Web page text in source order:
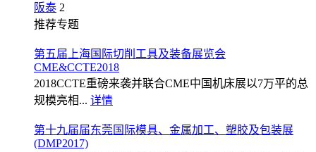
阪泰 2
推荐专题
第五届上海国际切削工具及装备展览会
CME&CCTE2018
2018CCTE重磅来袭并联合CME中国机床展以7万平的总
规模亮相... 详情
第十九届届东莞国际模具、金属加工、塑胶及包装展
(DMP2017)